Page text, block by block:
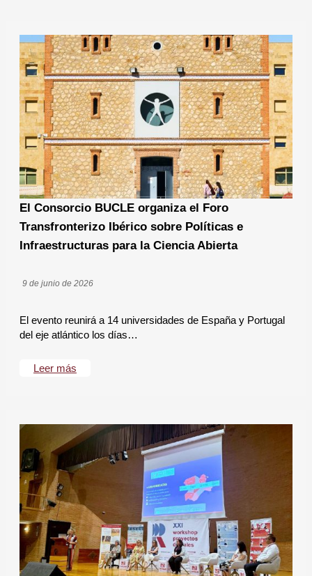
El Consorcio BUCLE organiza el Foro
Transfronterizo Ibérico sobre Políticas e
Infraestructuras para la Ciencia Abierta
9 de junio de 2026
El evento reunirá a 14 universidades de España y Portugal
del eje atlántico los días…
Leer más